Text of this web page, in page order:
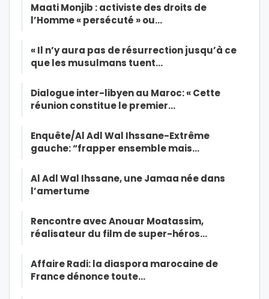
Maati Monjib : activiste des droits de
l’Homme « persécuté » ou…
« Il n’y aura pas de résurrection jusqu’à ce
que les musulmans tuent…
Dialogue inter-libyen au Maroc: « Cette
réunion constitue le premier…
Enquête/Al Adl Wal Ihssane-Extrême
gauche: “frapper ensemble mais…
Al Adl Wal Ihssane, une Jamaa née dans
l’amertume
Rencontre avec Anouar Moatassim,
réalisateur du film de super-héros…
Affaire Radi: la diaspora marocaine de
France dénonce toute…